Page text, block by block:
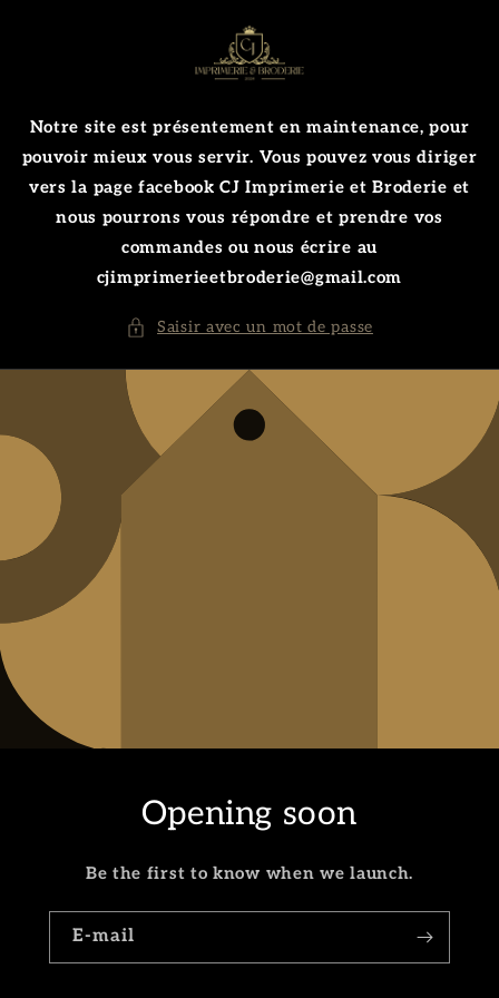
Notre site est présentement en maintenance, pour
pouvoir mieux vous servir. Vous pouvez vous diriger
vers la page facebook CJ Imprimerie et Broderie et
nous pourrons vous répondre et prendre vos
commandes ou nous écrire au
cjimprimerieetbroderie@gmail.com
Saisir avec un mot de passe
Opening soon
Be the first to know when we launch.
E-mail